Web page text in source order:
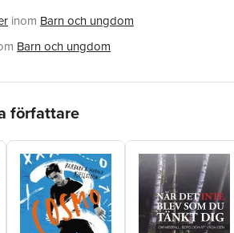
inom Barn och ungdom
Barn och ungdom
författare